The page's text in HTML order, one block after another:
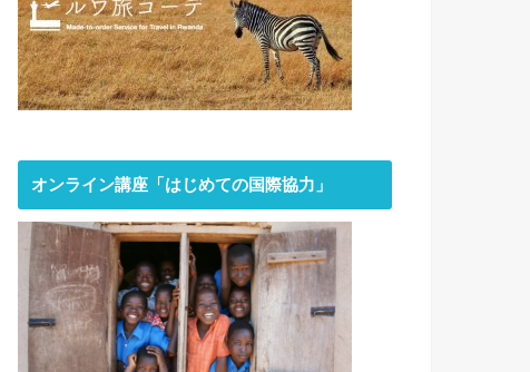
オンライン講座「はじめての国際協力」